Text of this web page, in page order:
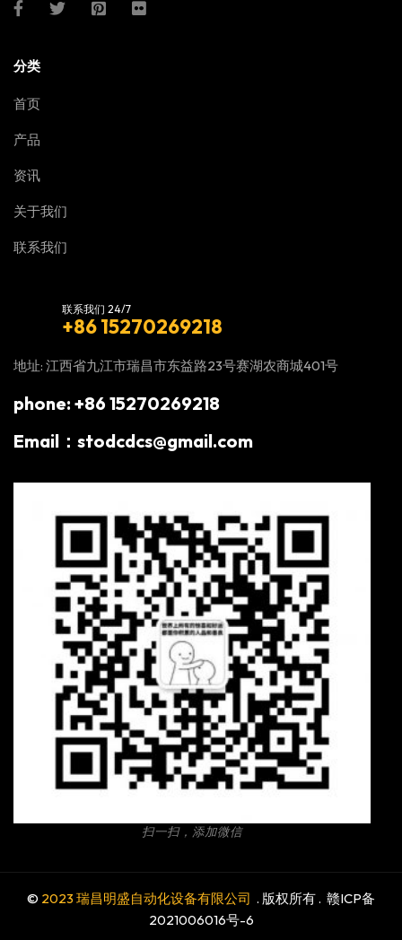
分类
首页
产品
资讯
关于我们
联系我们
联系我们 24/7
+86 15270269218
地址: 江西省九江市瑞昌市东益路23号赛湖农商城401号
phone: +86 15270269218
Email：stodcdcs@gmail.com
扫一扫，添加微信
© 2023 瑞昌明盛自动化设备有限公司 . 版权所有 . 赣ICP备
2021006016号-6